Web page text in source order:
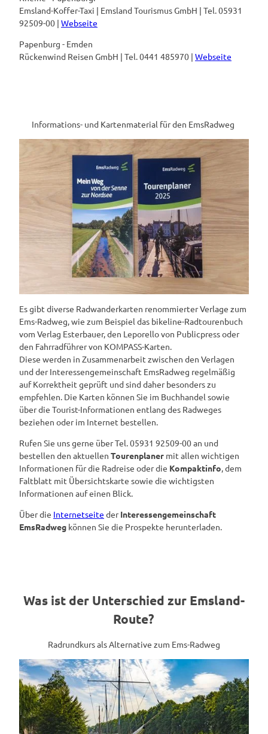
Emsland-Koffer-Taxi | Emsland Tourismus GmbH | Tel. 05931
92509-00 | Webseite
Papenburg - Emden
Rückenwind Reisen GmbH | Tel. 0441 485970 | Webseite
Informations- und Kartenmaterial für den EmsRadweg
Es gibt diverse Radwanderkarten renommierter Verlage zum
Ems-Radweg, wie zum Beispiel das bikeline-Radtourenbuch
vom Verlag Esterbauer, den Leporello von Publicpress oder
den Fahrradführer von KOMPASS-Karten.
Diese werden in Zusammenarbeit zwischen den Verlagen
und der Interessengemeinschaft EmsRadweg regelmäßig
auf Korrektheit geprüft und sind daher besonders zu
empfehlen. Die Karten können Sie im Buchhandel sowie
über die Tourist-Informationen entlang des Radweges
beziehen oder im Internet bestellen.
Rufen Sie uns gerne über Tel. 05931 92509-00 an und
bestellen den aktuellen Tourenplaner mit allen wichtigen
Informationen für die Radreise oder die Kompaktinfo, dem
Faltblatt mit Übersichtskarte sowie die wichtigsten
Informationen auf einen Blick.
Über die Internetseite derInteressengemeinschaft
EmsRadweg können Sie die Prospekte herunterladen.
Was ist der Unterschied zur Emsland-
Route?
Radrundkurs als Alternative zum Ems-Radweg